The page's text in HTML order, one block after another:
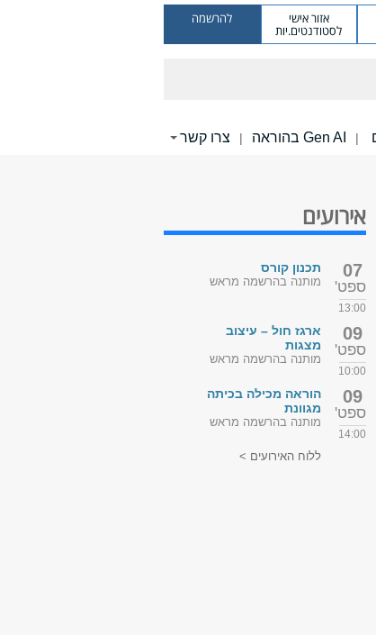
אזור אישי
לסטודנטים.יות
להרשמה
| Gen AI בהוראה | צרו קשר
אירועים
07
ספט'
13:00
תכנון קורס
מותנה בהרשמה מראש
09
ספט'
10:00
ארגז חול – עיצוב
מצגות
מותנה בהרשמה מראש
09
ספט'
14:00
הוראה מכילה בכיתה
מגוונת
מותנה בהרשמה מראש
ללוח האירועים >